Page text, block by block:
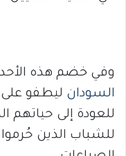
وفي خضم هذه
السودان ليطفو
للعودة إلى حياتهم
للشباب الذين